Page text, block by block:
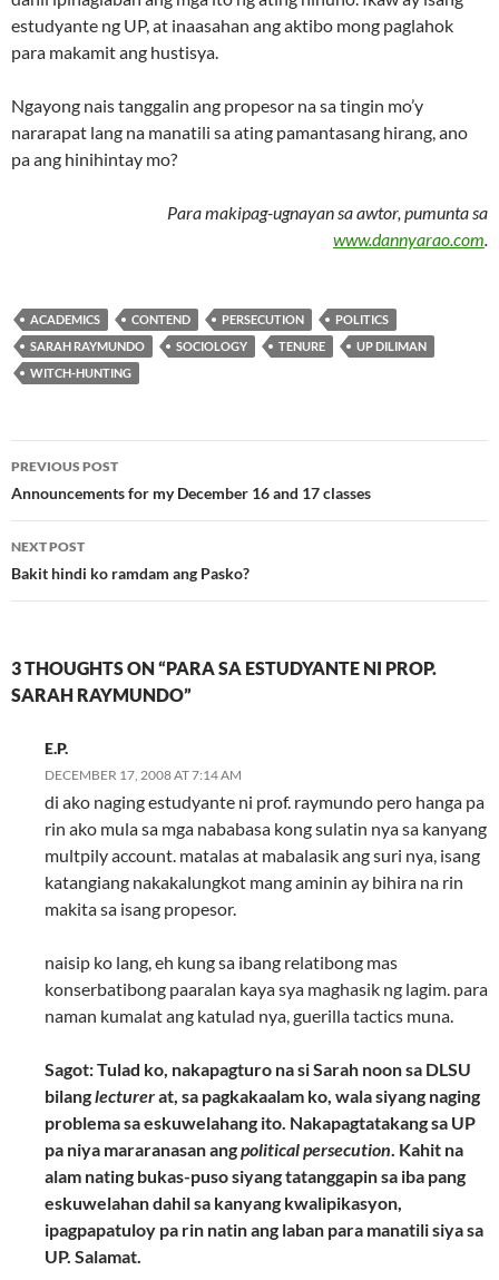
estudyante ng UP, at inaasahan ang aktibo mong paglahok
para makamit ang hustisya.
Ngayong nais tanggalin ang propesor na sa tingin mo’y
nararapat lang na manatili sa ating pamantasang hirang, ano
pa ang hinihintay mo?
Para makipag-ugnayan sa awtor, pumunta sa
www.dannyarao.com.
ACADEMICS CONTEND PERSECUTION
POLITICS
SARAH RAYMUNDO
SOCIOLOGY TENURE
UP DILIMAN
WITCH-HUNTING
Post
navigation
PREVIOUS POST
Announcements for my December 16 and 17 classes
NEXT POST
Bakit hindi ko ramdam ang Pasko?
3 THOUGHTS ON “PARA SA ESTUDYANTE NI PROP.
SARAH RAYMUNDO”
E.P.
DECEMBER 17, 2008 AT 7:14 AM
di ako naging estudyante ni prof. raymundo pero hanga pa
rin ako mula sa mga nababasa kong sulatin nya sa kanyang
multpily account. matalas at mabalasik ang suri nya, isang
katangiang nakakalungkot mang aminin ay bihira na rin
makita sa isang propesor.
naisip ko lang, eh kung sa ibang relatibong mas
konserbatibong paaralan kaya sya maghasik ng lagim. para
naman kumalat ang katulad nya, guerilla tactics muna.
Sagot: Tulad ko, nakapagturo na si Sarah noon sa DLSU
bilanglecturerat, sa pagkakaalam ko, wala siyang naging
problema sa eskuwelahang ito. Nakapagtatakang sa UP
pa niya mararanasan angpolitical persecution. Kahit na
alam nating bukas-puso siyang tatanggapin sa iba pang
eskuwelahan dahil sa kanyang kwalipikasyon,
ipagpapatuloy pa rin natin ang laban para manatili siya sa
UP. Salamat.